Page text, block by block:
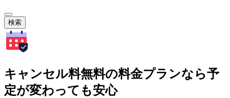
検索
キャンセル料無料の料金プランなら予
定が変わっても安心